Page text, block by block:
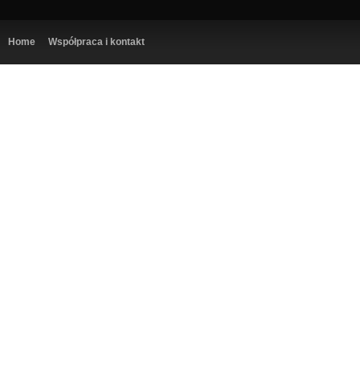
Home Współpraca i kontakt